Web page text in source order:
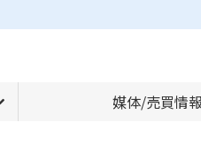
媒体/売買情報